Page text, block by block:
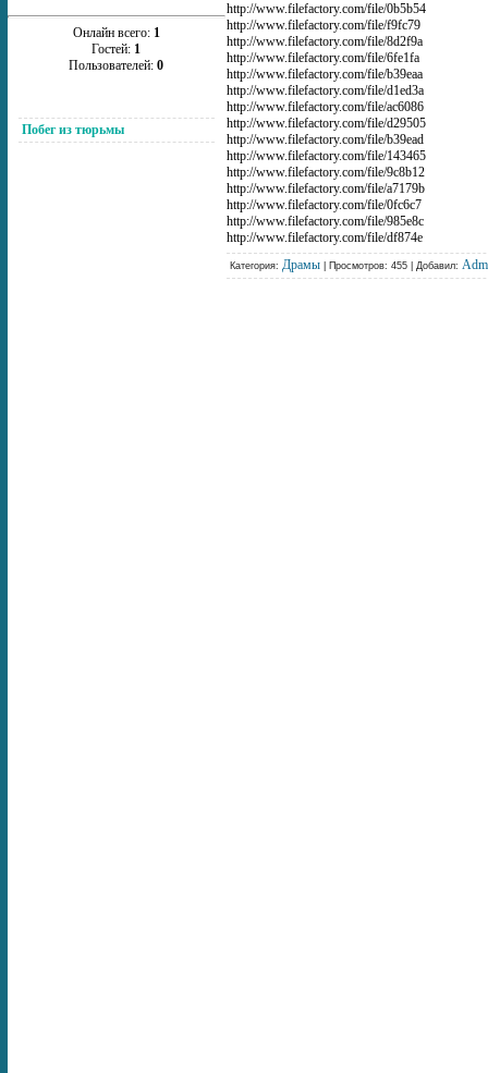
Онлайн всего: 1
Гостей: 1
Пользователей:0
Побег из тюрьмы
http://www.filefactory.com/file/0b5b54
http://www.filefactory.com/file/f9fc79
http://www.filefactory.com/file/8d2f9a
http://www.filefactory.com/file/6fe1fa
http://www.filefactory.com/file/b39eaa
http://www.filefactory.com/file/d1ed3a
http://www.filefactory.com/file/ac6086
http://www.filefactory.com/file/d29505
http://www.filefactory.com/file/b39ead
http://www.filefactory.com/file/143465
http://www.filefactory.com/file/9c8b12
http://www.filefactory.com/file/a7179b
http://www.filefactory.com/file/0fc6c7
http://www.filefactory.com/file/985e8c
http://www.filefactory.com/file/df874e
Категория: Драмы | Просмотров: 455 | Добавил: